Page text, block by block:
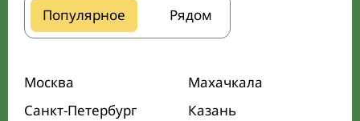
Популярное Рядом
Москва
Махачкала
Санкт-Петербург
Казань